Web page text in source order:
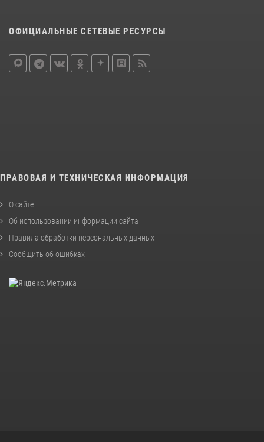
ОФИЦИАЛЬНЫЕ СЕТЕВЫЕ РЕСУРСЫ
ПРАВОВАЯ И ТЕХНИЧЕСКАЯ ИНФОРМАЦИЯ
О сайте
Об использовании информации сайта
Правила обработки персональных данных
Сообщить об ошибках